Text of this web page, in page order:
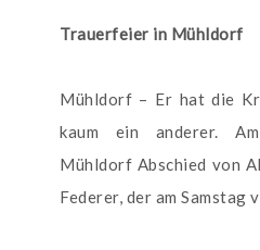
Trauerfeier in Mühldorf
Mühldorf – Er hat die
kaum ein anderer.
Mühldorf Abschied von
Federer, der am Samstag